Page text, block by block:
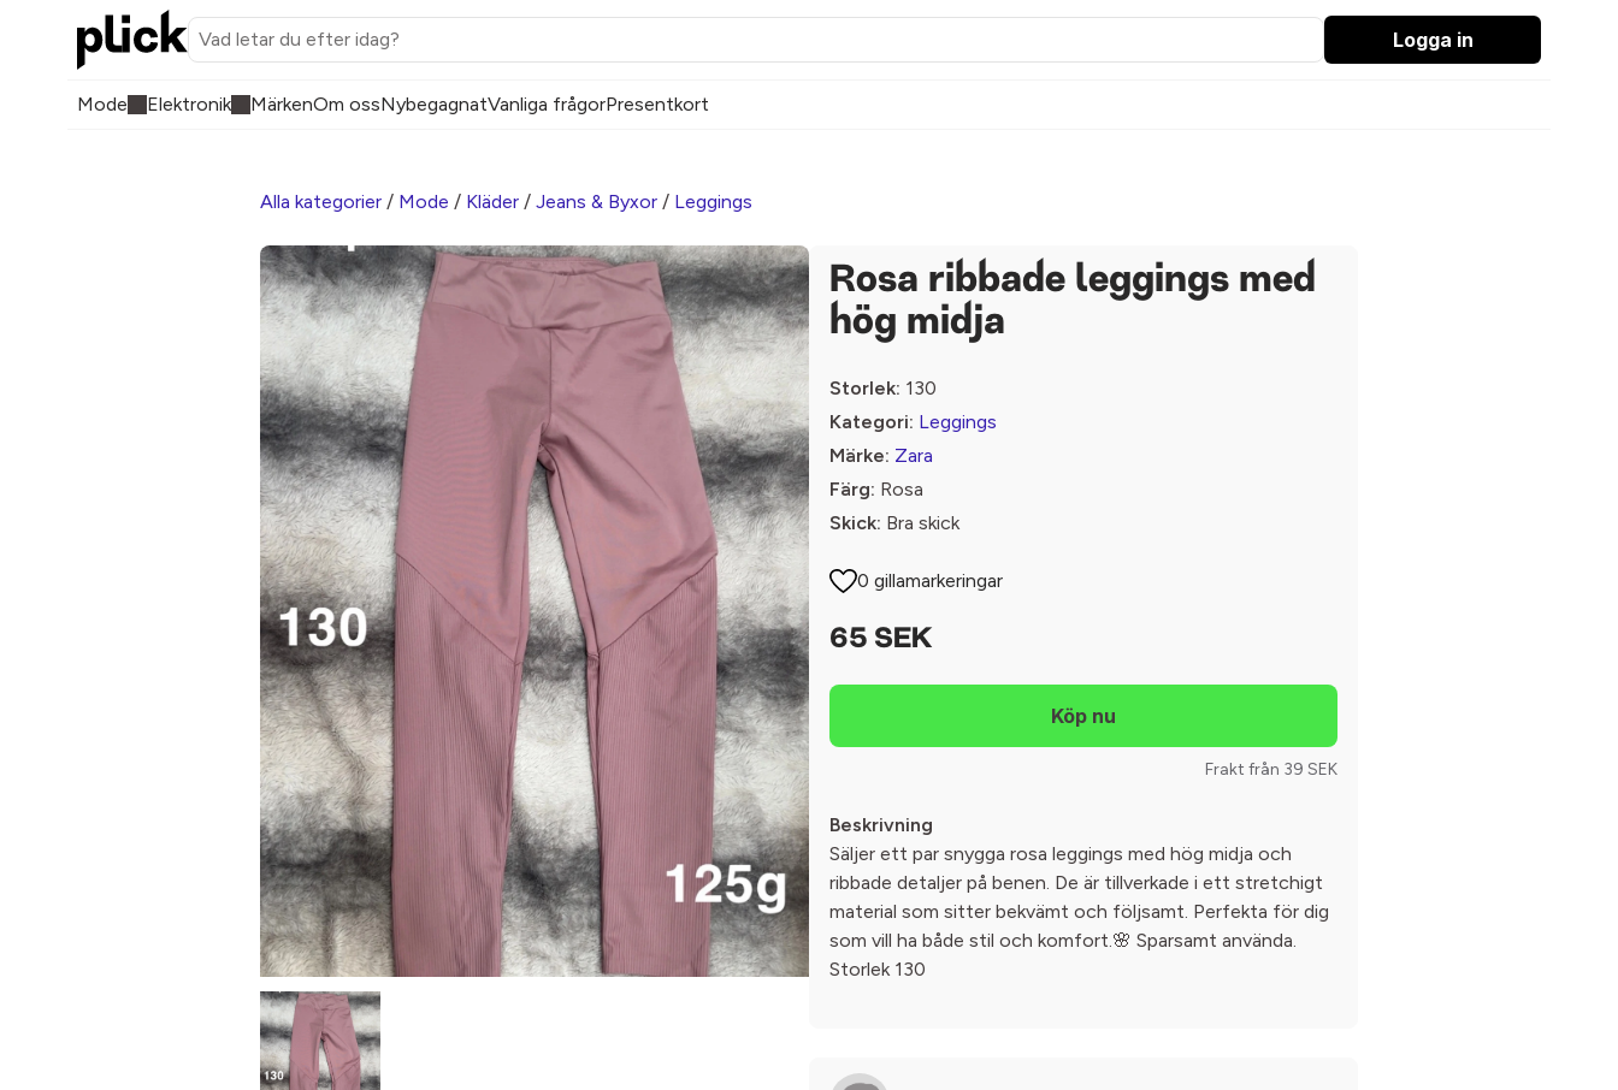
Logga in
Mode Elektronik MärkenOm ossNybegagnatVanliga frågorPresentkort
Alla kategorier / Mode / Kläder / Jeans & Byxor / Leggings
Rosa ribbade leggings med
hög midja
Storlek: 130
Kategori: Leggings
Märke: Zara
Färg: Rosa
Skick: Bra skick
0 gillamarkeringar
65 SEK
Frakt från 39 SEK
Beskrivning
Säljer ett par snygga rosa leggings med hög midja och
ribbade detaljer på benen. De är tillverkade i ett stretchigt
material som sitter bekvämt och följsamt. Perfekta för dig
som vill ha både stil och komfort.🌸 Sparsamt använda.
Storlek 130